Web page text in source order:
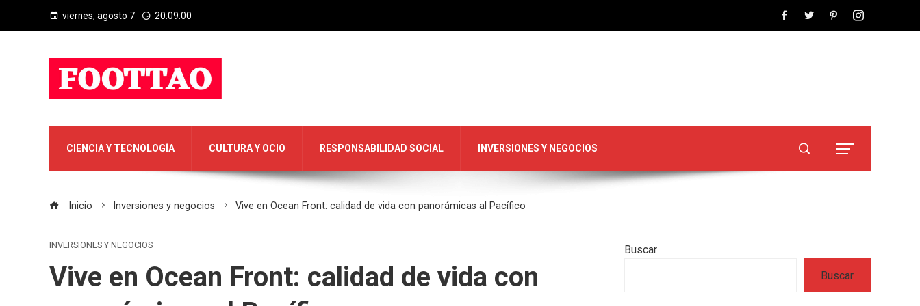
viernes, agosto 7 20:09:01
CIENCIA Y TECNOLOGÍA CULTURA Y OCIO RESPONSABILIDAD SOCIAL INVERSIONES Y NEGOCIOS
Inicio Inversiones y negocios Vive en Ocean Front: calidad de vida con panorámicas al Pacífico
INVERSIONES Y NEGOCIOS
Vive en Ocean Front: calidad de vida con
Buscar
Buscar